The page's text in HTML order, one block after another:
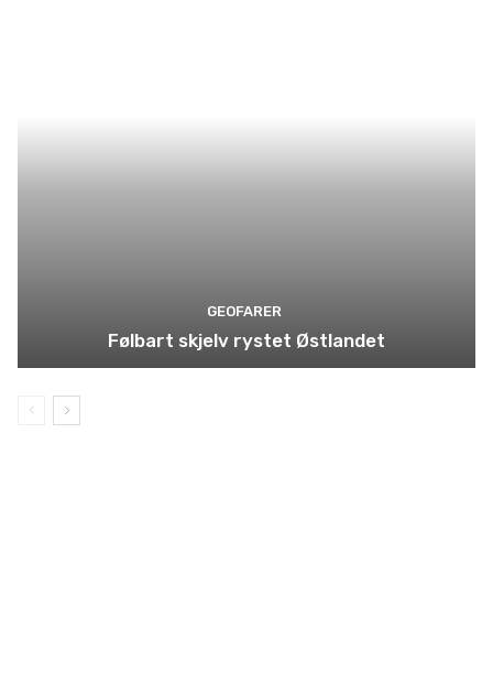
GEOFARER
Følbart skjelv rystet Østlandet